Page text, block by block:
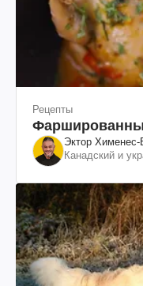
Рецепты
Эктор Хименес-
Канадский и